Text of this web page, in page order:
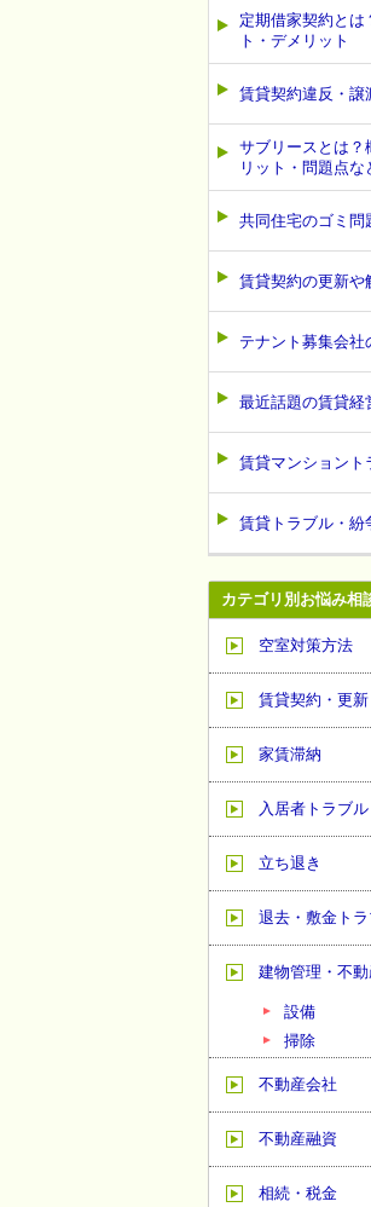
定期借家契約とは
ト・デメリット
賃貸契約違反・譲
サブリースとは？
リット・問題点な
共同住宅のゴミ問
賃貸契約の更新や
テナント募集会
最近話題の賃貸経
賃貸マンショント
賃貸トラブル・紛
カテゴリ別お悩み相
空室対策方法
賃貸契約・更新
家賃滞納
入居者トラブル
立ち退き
退去・敷金ト
建物管理・不
設備
掃除
不動産会社
不動産融資
相続・税金